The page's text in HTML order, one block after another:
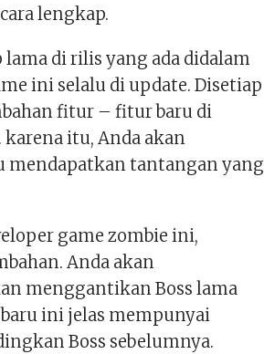
lengkap.
di rilis yang ada didalam
ini selalu di update. Disetiap
fitur – fitur baru di
itu, Anda akan
mendapatkan tantangan yang
game zombie ini,
Anda akan
menggantikan Boss lama
ini jelas mempunyai
Boss sebelumnya.